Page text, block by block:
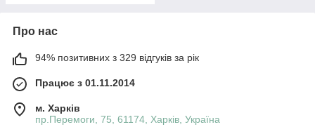
Про нас
94% позитивних з 329 відгуків за рік
Працює з 01.11.2014
м. Харків
пр.Перемоги, 75, 61174, Харків, Україна